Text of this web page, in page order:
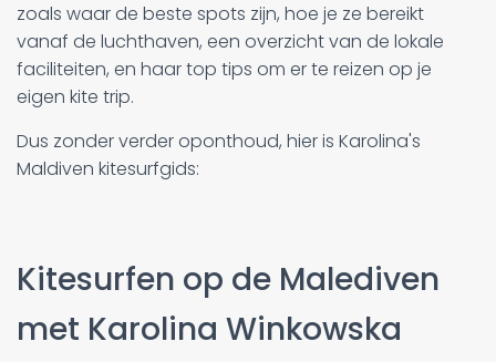
zoals waar de beste spots zijn, hoe je ze bereikt
vanaf de luchthaven, een overzicht van de lokale
faciliteiten, en haar top tips om er te reizen op je
eigen kite trip.
Dus zonder verder oponthoud, hier is Karolina's
Maldiven kitesurfgids:
Kitesurfen op de Malediven
met Karolina Winkowska